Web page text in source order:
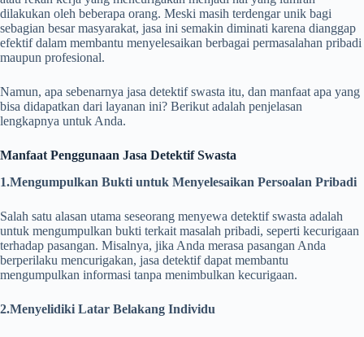
dilakukan oleh beberapa orang. Meski masih terdengar unik bagi
sebagian besar masyarakat, jasa ini semakin diminati karena dianggap
efektif dalam membantu menyelesaikan berbagai permasalahan pribadi
maupun profesional.
Namun, apa sebenarnya jasa detektif swasta itu, dan manfaat apa yang
bisa didapatkan dari layanan ini? Berikut adalah penjelasan
lengkapnya untuk Anda.
Manfaat Penggunaan Jasa Detektif Swasta
1.Mengumpulkan Bukti untuk Menyelesaikan Persoalan Pribadi
Salah satu alasan utama seseorang menyewa detektif swasta adalah
untuk mengumpulkan bukti terkait masalah pribadi, seperti kecurigaan
terhadap pasangan. Misalnya, jika Anda merasa pasangan Anda
berperilaku mencurigakan, jasa detektif dapat membantu
mengumpulkan informasi tanpa menimbulkan kecurigaan.
2.Menyelidiki Latar Belakang Individu